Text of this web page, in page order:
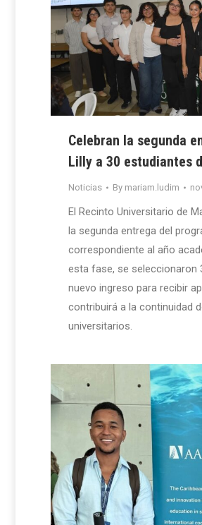
Celebran la segunda
Lilly a 30 estudiantes
Noticias By mariam.ludim
El Recinto Universitario de
la segunda entrega del
correspondiente al año
esta fase, se seleccionaron
nuevo ingreso para recibir
contribuirá a la continuidad
universitarios.